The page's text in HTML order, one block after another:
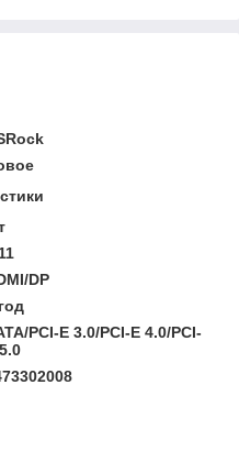
DP
PCI-E 3.0/PCI-E 4.0/PCI-